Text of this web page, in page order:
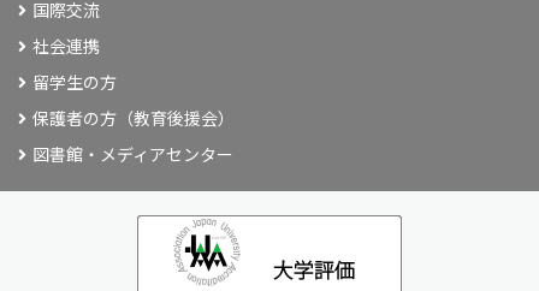
国際交流
社会連携
留学生の方
保護者の方（教育後援会）
図書館・メディアセンター